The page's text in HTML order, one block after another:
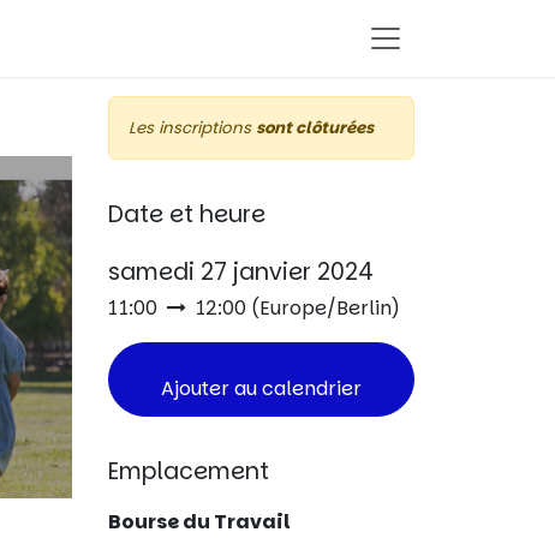
Les inscriptions sont clôturées
Date et heure
samedi 27 janvier 2024
11:00 12:00 (Europe/Berlin)
Ajouter au calendrier
Emplacement
Bourse du Travail